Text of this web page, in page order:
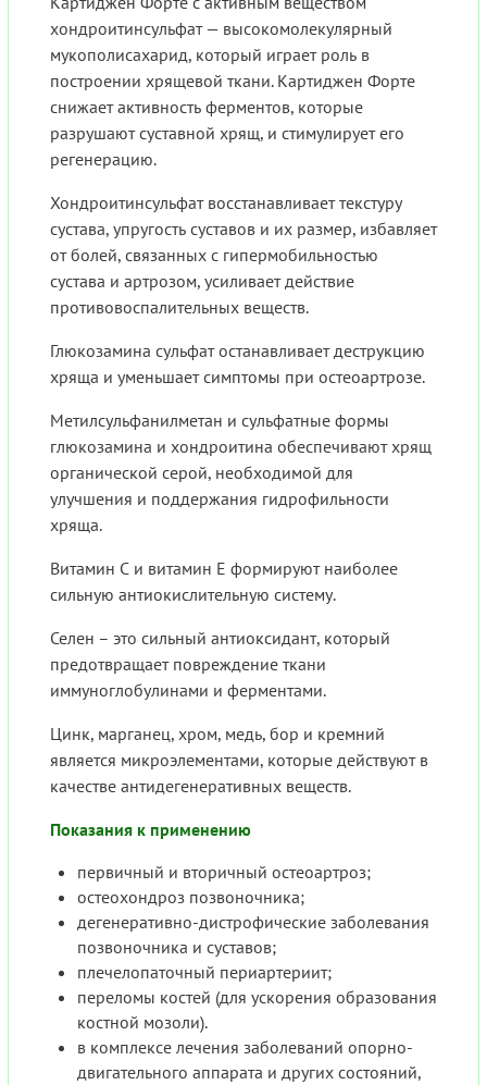
хондроитинсульфат — высокомолекулярный
мукополисахарид, который играет роль в
построении хрящевой ткани. Картиджен Форте
снижает активность ферментов, которые
разрушают суставной хрящ, и стимулирует его
регенерацию.
Хондроитинсульфат восстанавливает текстуру
сустава, упругость суставов и их размер, избавляет
от болей, связанных с гипермобильностью
сустава и артрозом, усиливает действие
противовоспалительных веществ.
Глюкозамина сульфат останавливает деструкцию
хряща и уменьшает симптомы при остеоартрозе.
Метилсульфанилметан и сульфатные формы
глюкозамина и хондроитина обеспечивают хрящ
органической серой, необходимой для
улучшения и поддержания гидрофильности
хряща.
Витамин С и витамин Е формируют наиболее
сильную антиокислительную систему.
Селен – это сильный антиоксидант, который
предотвращает повреждение ткани
иммуноглобулинами и ферментами.
Цинк, марганец, хром, медь, бор и кремний
является микроэлементами, которые действуют в
качестве антидегенеративных веществ.
Показания к применению
первичный и вторичный остеоартроз;
остеохондроз позвоночника;
дегенеративно-дистрофические заболевания
позвоночника и суставов;
плечелопаточный периартериит;
переломы костей (для ускорения образования
костной мозоли).
в комплексе лечения заболеваний опорно-
двигательного аппарата и других состояний,